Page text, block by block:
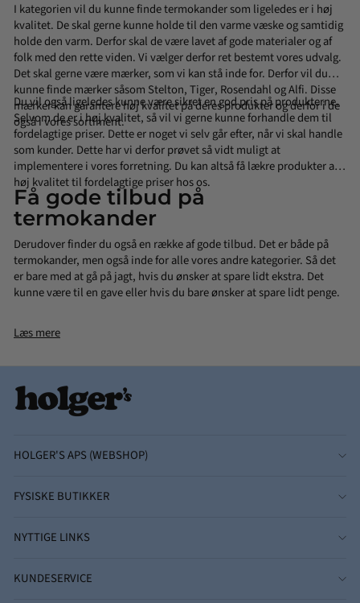
I kategorien vil du kunne finde termokander som ligeledes er i høj
kvalitet. De skal gerne kunne holde til den varme væske og samtidig
holde den varm. Derfor skal de være lavet af gode materialer og af
folk med den rette viden. Vi vælger derfor ret bestemt vores udvalg.
Det skal gerne være mærker, som vi kan stå inde for. Derfor vil du
kunne finde mærker såsom Stelton,Tiger, RosendahlogAlfi. Disse
mærker kan garantere høj kvalitet på deres produkter og derfor i de
også i vores sortiment.
Du vil også ligeledes kunne være sikret en god pris på produkterne.
Selvom de er i høj kvalitet, så vil vi gerne kunne forhandle dem til
fordelagtige priser. Dette er noget vi selv går efter, når vi skal handle
som kunder. Dette har vi derfor prøvet så vidt muligt at
implementere i vores forretning. Du kan altså få lækre produkter af
høj kvalitet til fordelagtige priser hos os.
Få gode tilbud på
termokander
Derudover finder du også en række af gode tilbud. Det er både på
termokander, men også inde for alle vores andre kategorier. Så det
er bare med at gå på jagt, hvis du ønsker at spare lidt ekstra. Det
kunne være til en gave eller hvis du bare ønsker at spare lidt penge.
Læs mere
HOLGER'S APS (WEBSHOP)
FYSISKE BUTIKKER
NYTTIGE LINKS
KUNDESERVICE